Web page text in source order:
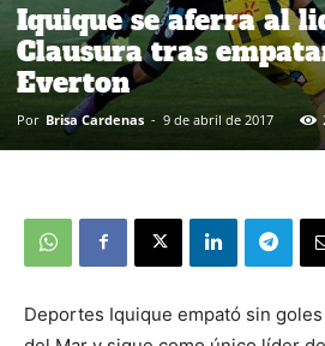
Iquique se aferra al
Clausura tras
Everton
Por Brisa Cardenas - 9 de abril de 2017
Deportes Iquique empató sin